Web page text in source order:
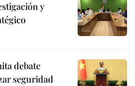
y
debate
seguridad